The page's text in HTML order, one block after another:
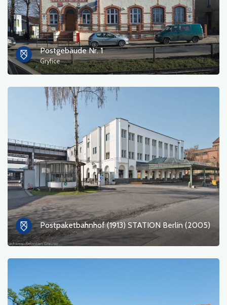
Postgebäude Nr. 1
Gryfice
Postpaketbahnhof (1913) STATION Berlin (2005)